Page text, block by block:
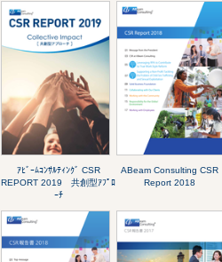
ｱﾋﾞｰﾑｺﾝｻﾙﾃｨﾝｸﾞ CSR
REPORT 2019 共創型ｱﾌﾟﾛ
ｰﾁ
ABeam Consulting CSR
Report 2018